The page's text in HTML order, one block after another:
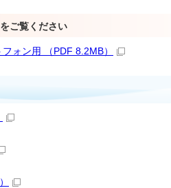
ご覧ください
ォン用 （PDF 8.2MB）